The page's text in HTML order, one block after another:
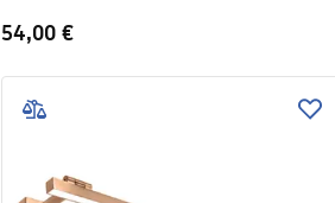
54,00 €